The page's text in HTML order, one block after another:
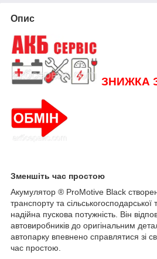
Опис
ЗНИЖКА
Зменшіть час простою
Акумулятор ® ProMotive Black
транспорту та сільськогосподарської
надійна пускова потужність. Він
автовиробників до оригінальним
автопарку впевнено справлятися зі
час простою.